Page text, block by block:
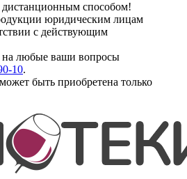
способом!
юридическим лицам
с действующим
на любые ваши вопросы
10.
быть приобретена только